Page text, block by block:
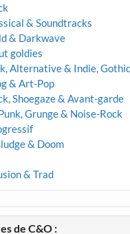
& Soundtracks
& Darkwave
goldies
Alternative & Indie,
& Art-Pop
Shoegaze & Avant-garde
Grunge & Noise-Rock
& Doom
& Trad
de C&O :